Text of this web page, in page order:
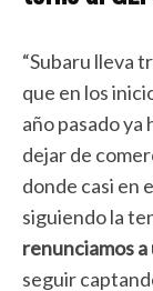
“Subaru lleva
que en los
año pasado ya
dejar de
donde casi en
siguiendo la
renunciamos
seguir